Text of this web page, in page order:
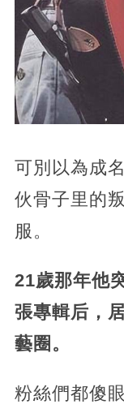
可別以為成
伙骨子里的
服。
21歲那年他
張專輯后，
藝圈。
粉絲們都傻